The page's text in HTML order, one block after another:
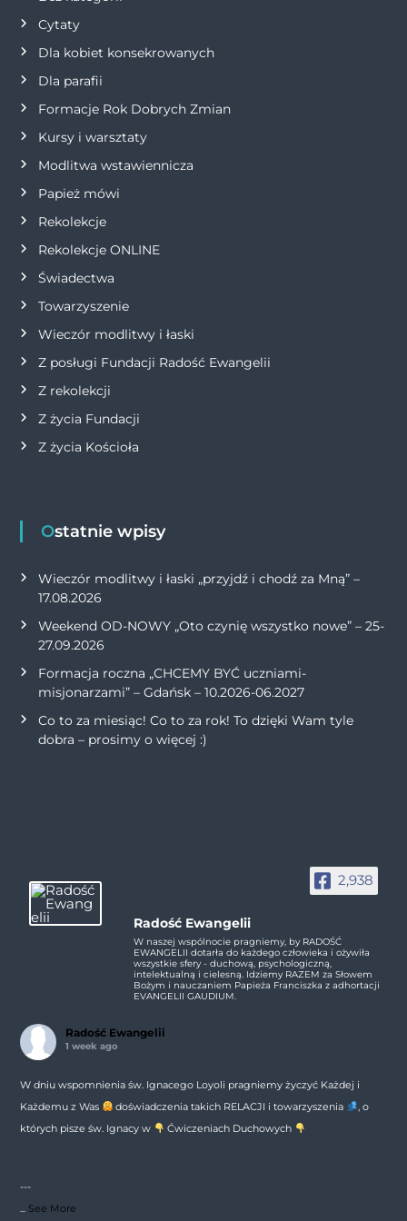
j
a
w
p
i
s
u
Cytaty
Dla kobiet konsekrowanych
Dla parafii
Formacje Rok Dobrych Zmian
Kursy i warsztaty
Modlitwa wstawiennicza
Papież mówi
Rekolekcje
Rekolekcje ONLINE
Świadectwa
Towarzyszenie
Wieczór modlitwy i łaski
Z posługi Fundacji Radość Ewangelii
Z rekolekcji
Z życia Fundacji
Z życia Kościoła
Ostatnie wpisy
Wieczór modlitwy i łaski „przyjdź i chodź za Mną” –
17.08.2026
Weekend OD-NOWY „Oto czynię wszystko nowe” – 25-
27.09.2026
Formacja roczna „CHCEMY BYĆ uczniami-
misjonarzami” – Gdańsk – 10.2026-06.2027
Co to za miesiąc! Co to za rok! To dzięki Wam tyle
dobra – prosimy o więcej :)
2,938
Radość Ewangelii
W naszej wspólnocie pragniemy, by RADOŚĆ
EWANGELII dotarła do każdego człowieka i ożywiła
wszystkie sfery - duchową, psychologiczną,
intelektualną i cielesną. Idziemy RAZEM za Słowem
Bożym i nauczaniem Papieża Franciszka z adhortacji
EVANGELII GAUDIUM.
Radość Ewangelii
1 week ago
W dniu wspomnienia św. Ignacego Loyoli pragniemy życzyć Każdej i
Każdemu z Was
doświadczenia takich RELACJI i towarzyszenia
, o
których pisze św. Ignacy w
Ćwiczeniach Duchowych
---
See More